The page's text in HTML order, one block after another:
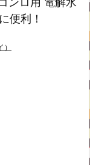
便利！